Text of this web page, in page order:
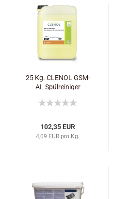
25 Kg. CLENOL GSM-
AL Spülreiniger
102,35 EUR
4,09 EUR pro Kg.